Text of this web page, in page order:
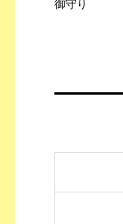
御守り